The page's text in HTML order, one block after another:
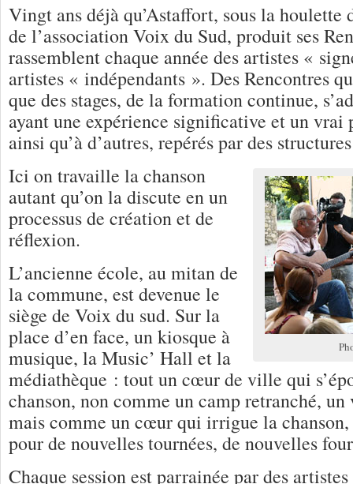
Vingt ans déjà qu’Astaffort, sous la houlette
de l’association Voix du Sud, produit ses
rassemblent chaque année des artistes «
artistes « indépendants ». Des Rencontres
que des stages, de la formation continue,
ayant une expérience significative et un vrai
ainsi qu’à d’autres, repérés par des
Ici on travaille la chanson
autant qu’on la discute en un
processus de création et de
réflexion.
L’ancienne école, au mitan de
la commune, est devenue le
siège de Voix du sud. Sur la
place d’en face, un kiosque à
musique, la Music’ Hall et la
médiathèque : tout un cœur de ville qui
chanson, non comme un camp retranché,
mais comme un cœur qui irrigue la
pour de nouvelles tournées, de nouvelles
Chaque session est parrainée par des